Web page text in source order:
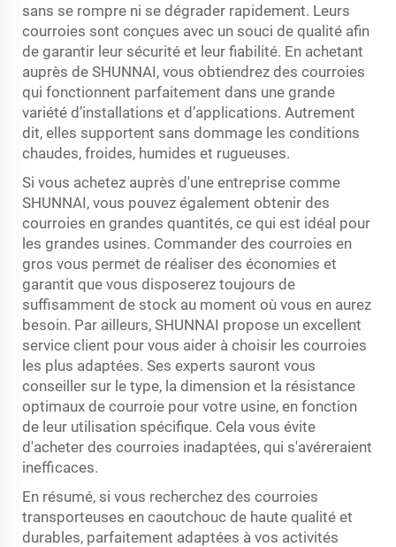
sans se rompre ni se dégrader rapidement. Leurs
courroies sont conçues avec un souci de qualité afin
de garantir leur sécurité et leur fiabilité. En achetant
auprès de SHUNNAI, vous obtiendrez des courroies
qui fonctionnent parfaitement dans une grande
variété d’installations et d’applications. Autrement
dit, elles supportent sans dommage les conditions
chaudes, froides, humides et rugueuses.
Si vous achetez auprès d'une entreprise comme
SHUNNAI, vous pouvez également obtenir des
courroies en grandes quantités, ce qui est idéal pour
les grandes usines. Commander des courroies en
gros vous permet de réaliser des économies et
garantit que vous disposerez toujours de
suffisamment de stock au moment où vous en aurez
besoin. Par ailleurs, SHUNNAI propose un excellent
service client pour vous aider à choisir les courroies
les plus adaptées. Ses experts sauront vous
conseiller sur le type, la dimension et la résistance
optimaux de courroie pour votre usine, en fonction
de leur utilisation spécifique. Cela vous évite
d'acheter des courroies inadaptées, qui s'avéreraient
inefficaces.
En résumé, si vous recherchez des courroies
transporteuses en caoutchouc de haute qualité et
durables, parfaitement adaptées à vos activités